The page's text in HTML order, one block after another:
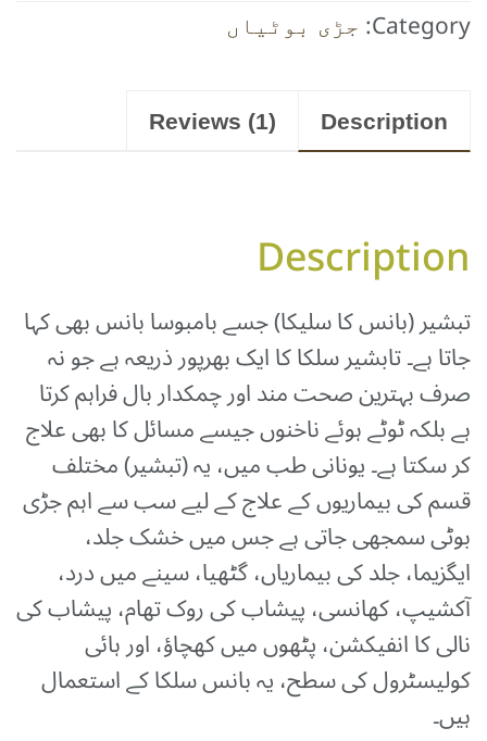
Category:
جڑی بوٹیاں
Description
Reviews (1)
Description
تبشیر (بانس کا سلیکا) جسے بامبوسا بانس بھی کہا
جاتا ہے۔ تابشیر سلکا کا ایک بھرپور ذریعہ ہے جو نہ
صرف بہترین صحت مند اور چمکدار بال فراہم کرتا
ہے بلکہ ٹوٹے ہوئے ناخنوں جیسے مسائل کا بھی علاج
کر سکتا ہے۔ یونانی طب میں، یہ (تبشیر) مختلف
قسم کی بیماریوں کے علاج کے لیے سب سے اہم جڑی
بوٹی سمجھی جاتی ہے جس میں خشک جلد،
ایگزیما، جلد کی بیماریاں، گٹھیا، سینے میں درد،
آکشیپ، کھانسی، پیشاب کی روک تھام، پیشاب کی
نالی کا انفیکشن، پٹھوں میں کھچاؤ، اور ہائی
کولیسٹرول کی سطح، یہ بانس سلکا کے استعمال
ہیں۔